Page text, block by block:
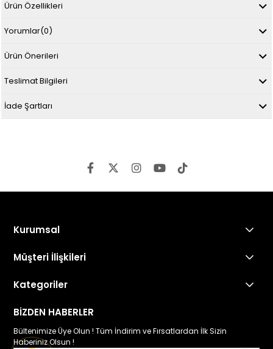
Ürün Özellikleri
Yorumlar(0)
Ürün Önerileri
Teslimat Bilgileri
İade Şartları
Kurumsal
Müşteri İlişkileri
Kategoriler
BİZDEN HABERLER
Bültenimize Üye Olun ! Tüm İndirim ve Fırsatlardan İlk Sizin
Haberiniz Olsun !